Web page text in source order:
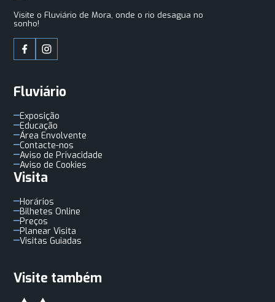
Visite o Fluviário de Mora, onde o rio desagua no
sonho!
Fluviário
Exposição
Educação
Área Envolvente
Contacte-nos
Aviso de Privacidade
Aviso de Cookies
Visita
Horários
Bilhetes Online
Preços
Planear Visita
Visitas Guiadas
Visite também